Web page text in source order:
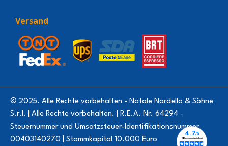
Versand
© 2025. Alle Rechte vorbehalten - Natale Nardello & Söhne
S.r.l. | Alle Rechte vorbehalten. | R.E.A. Nr. 64294 -
Steuernummer und Umsatzsteuer-Identifikationsnummer
00403140270 | Stammkapital 10.000 Euro